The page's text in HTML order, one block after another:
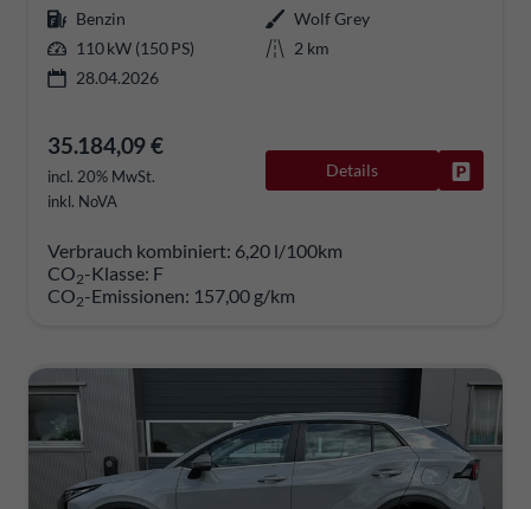
Benzin
Wolf Grey
110 kW (150 PS)
2 km
28.04.2026
35.184,09 €
incl. 20% MwSt.
inkl. NoVA
Details
Verbrauch kombiniert: 6,20 l/100km
CO2-Klasse: F
CO2-Emissionen: 157,00 g/km